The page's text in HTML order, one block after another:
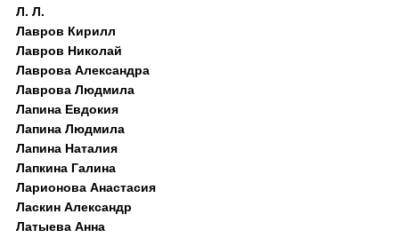
Л. Л.
Лавров Кирилл
Лавров Николай
Лаврова Александра
Лаврова Людмила
Лапина Евдокия
Лапина Людмила
Лапина Наталия
Лапкина Галина
Ларионова Анастасия
Ласкин Александр
Латыева Анна